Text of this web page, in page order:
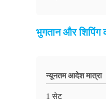
भुगतान और शिपिंग
न्यूनतम आदेश मात्रा
1 सेट